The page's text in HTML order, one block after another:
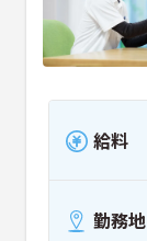
給料
勤務地